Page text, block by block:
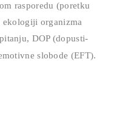
rasporedu (poretku
organizma
DOP (dopusti-
slobode (EFT).